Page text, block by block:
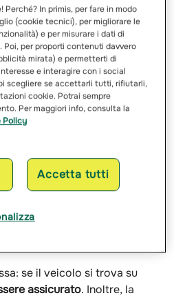
e pratico. Restare senza
a undanno difficile da
di incidente con terzi
scaduta
formule di noleggio a
digitali hanno reso più
propria RCA. È più facile,
se il veicolo si trova su
assicurato. Inoltre, la
In primis, per fare in modo
(cookie tecnici), per migliorare le
e per misurare i dati di
per proporti contenuti davvero
mirata) e permetterti di
e interagire con i social
scegliere se accettarli tutti, rifiutarli,
cookie. Potrai sempre
Per maggiori info, consulta la
Policy
Accetta tutti